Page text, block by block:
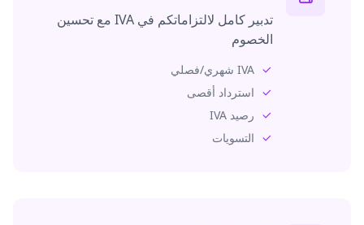
تدبير كامل لالتزاماتكم في IVA مع تحسين
الخصوم
IVA شهري/فصلي
استرداد أقصى
رصيد IVA
التسويات